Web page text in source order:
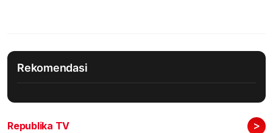
Rekomendasi
Republika TV >